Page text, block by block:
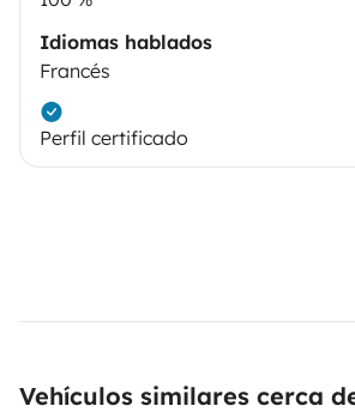
Idiomas hablados
Francés
Perfil certificado
Vehículos similares cerca